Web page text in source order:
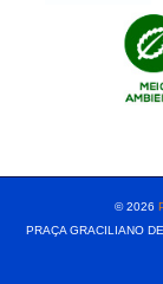
© 2026
PRAÇA GRACILIANO